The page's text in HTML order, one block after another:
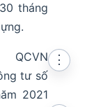
tháng
QCVN
tư số
2021
⋮